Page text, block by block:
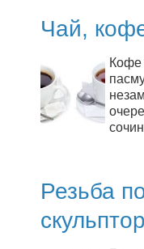
Чай,
Кофе
Резьба